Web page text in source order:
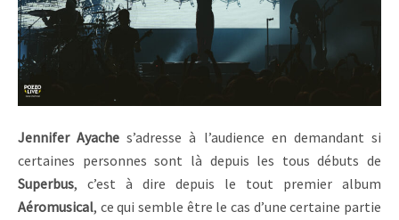
Jennifer Ayache s’adresse à l’audience en demandant si
certaines personnes sont là depuis les tous débuts de
Superbus, c’est à dire depuis le tout premier album
Aéromusical, ce qui semble être le cas d’une certaine partie